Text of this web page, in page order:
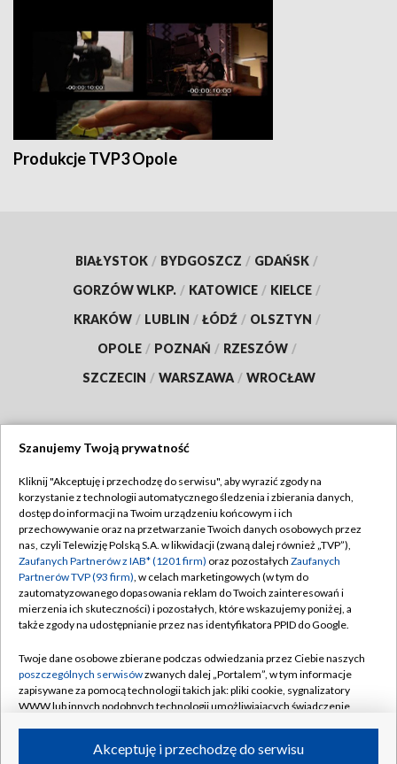
Produkcje TVP3 Opole
BIAŁYSTOK / BYDGOSZCZ / GDAŃSK /
GORZÓW WLKP. / KATOWICE / KIELCE /
KRAKÓW / LUBLIN / ŁÓDŹ / OLSZTYN /
OPOLE / POZNAŃ / RZESZÓW /
SZCZECIN / WARSZAWA / WROCŁAW
TVP
Abonament TVP
Emisja w TVP
Centrum informacji TVP
Naziemna Telewizja Cyfrowa
Rada Programowa
System NOS
Informacje o nadawcy
Program dla prasy
Regulamin TVP
Polityka prywatności
Moje zgody
Pomoc
Kontakt
Kanały
Szanujemy Twoją prywatność
Kliknij "Akceptuję i przechodzę do serwisu", aby wyrazić zgody na
korzystanie z technologii automatycznego śledzenia i zbierania danych,
dostęp do informacji na Twoim urządzeniu końcowym i ich
przechowywanie oraz na przetwarzanie Twoich danych osobowych przez
nas, czyli Telewizję Polską S.A. w likwidacji (zwaną dalej również „TVP”),
Zaufanych Partnerów z IAB* (1201 firm) oraz pozostałych Zaufanych
Partnerów TVP (93 firm), w celach marketingowych (w tym do
zautomatyzowanego dopasowania reklam do Twoich zainteresowań i
mierzenia ich skuteczności) i pozostałych, które wskazujemy poniżej, a
także zgody na udostępnianie przez nas identyfikatora PPID do Google.
Twoje dane osobowe zbierane podczas odwiedzania przez Ciebie naszych
poszczególnych serwisówzwanych dalej „Portalem”, w tym informacje
zapisywane za pomocą technologii takich jak: pliki cookie, sygnalizatory
WWW lub innych podobnych technologii umożliwiających świadczenie
ruchu w Internecie.Akceptuję i przechodzę do serwisu